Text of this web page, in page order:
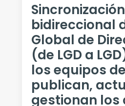
Sincronización
bidireccional
Global de
(de LGD a
los equipos
publican,
gestionan los